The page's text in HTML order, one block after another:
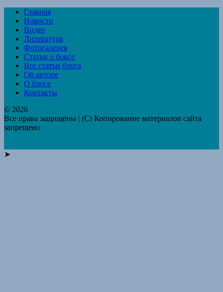
Главная
Новости
Видео
Литература
Фотогалерея
Статьи о боксе
Все статьи блога
Об авторе
О блоге
Контакты
© 2026
Все права защищены | (C) Копирование материалов сайта
запрещено
➤